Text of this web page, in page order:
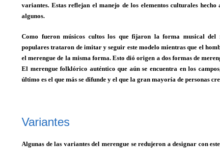
variantes. Estas reflejan el manejo de los elementos culturales
algunos.
Como fueron músicos cultos los que fijaron la forma musical del
populares trataron de imitar y seguir este modelo mientras que el
el merengue de la misma forma. Esto dió origen a dos formas de
El merengue folklórico auténtico que aún se encuentra en los
último es el que más se difunde y el que la gran mayoría de personas
Variantes
Algunas de las variantes del merengue se redujeron a designar con